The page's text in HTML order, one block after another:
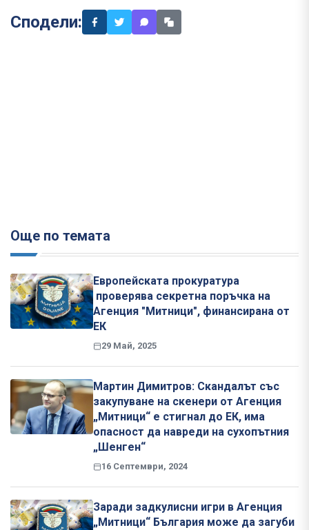
Сподели:
Още по темата
Европейската прокуратура
проверява секретна поръчка на
Агенция "Митници", финансирана от
ЕК
29 Май, 2025
Мартин Димитров: Скандалът със
закупуване на скенери от Агенция
„Митници“ е стигнал до ЕК, има
опасност да навреди на сухопътния
„Шенген“
16 Септември, 2024
Заради задкулисни игри в Агенция
„Митници“ България може да загуби